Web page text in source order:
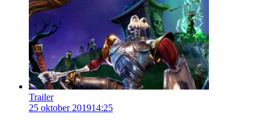
Trailer
25 oktober 201914:25